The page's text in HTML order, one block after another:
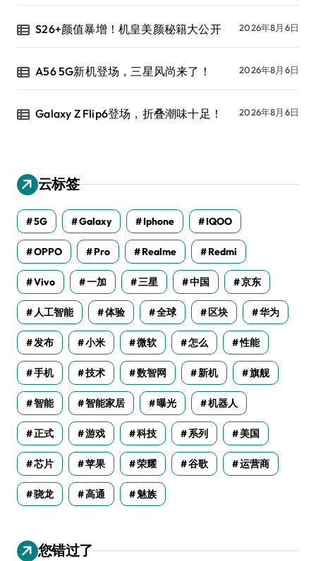
S26+颜值暴增！机皇美颜秘籍大公开 2026年8月6日
A56 5G新机登场，三星风尚来了！ 2026年8月6日
Galaxy Z Flip6登场，折叠潮味十足！ 2026年8月6日
云标签
5G Galaxy Iphone IQOO
OPPO Pro Realme Redmi
Vivo 一加 三星 中国 京东
人工智能 体验 全球 区块 华为
发布 小米 微软 怎么 性能
手机 技术 数智网 新机 旗舰
智能 智能家居 曝光 机器人
正式 游戏 科技 系列 美国
芯片 苹果 荣耀 谷歌 运营商
骁龙 高通 魅族
您错过了